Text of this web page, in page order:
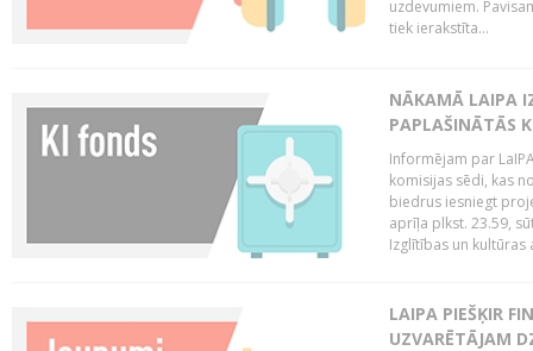
uzdevumiem.
tiek ierakstīta...
NĀKAMĀ LAIPA
PAPLAŠINĀTĀS
Informējam par
komisijas sēdi, kas
biedrus iesniegt
aprīļa plkst. 23.59,
Izglītības un kultūras
LAIPA PIEŠĶIR
UZVARĒTĀJAM